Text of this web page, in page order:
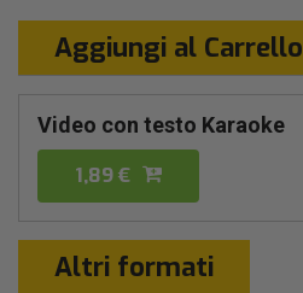
Aggiungi al Carrello
Video con testo Karaoke
1,89 €
Altri formati